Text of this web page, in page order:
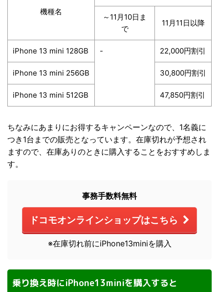
機種名
～11月10日ま
で
11月11日以降
iPhone 13 mini 128GB - 22,000円割引
iPhone 13 mini 256GB 30,800円割引
iPhone 13 mini 512GB 47,850円割引
ちなみにあまりにお得するキャンペーンなので、1名義に
つき1台までの販売となっています。在庫切れが予想され
ますので、在庫ありのときに購入することをおすすめしま
す。
事務手数料無料
ドコモオンラインショップはこちら
※在庫切れ前にiPhone13miniを購入
乗り換え時にiPhone13miniを購入すると